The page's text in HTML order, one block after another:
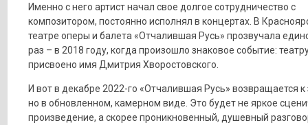
Именно с него артист начал свое долгое сотрудничество с
композитором, постоянно исполнял в концертах. В
театре оперы и балета «Отчалившая Русь» прозвучала
раз – в 2018 году, когда произошло знаковое событие:
присвоено имя Дмитрия Хворостовского.
И вот в декабре 2022-го «Отчалившая Русь» возвращается
но в обновленном, камерном виде. Это будет не яркое
произведение, а скорее проникновенный, душевный